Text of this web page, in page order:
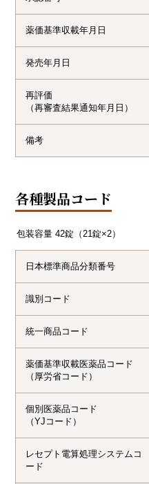
薬価基準収載年月日
発売年月日
再評価
（再審査結果通知年月日）
備考
各種製品コード
包装容量42錠（21錠×2）
日本標準商品分類番号
識別コード
統一商品コード
薬価基準収載医薬品コード
（厚労省コード）
個別医薬品コード
（YJコード）
レセプト電算処理システムコ
ード